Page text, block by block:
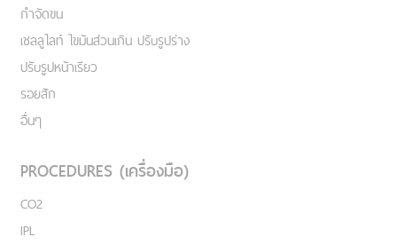
กำจัดขน
เชลลูไลท์ ไขมันส่วนเกิน ปรับรูปร่าง
ปรับรูปหน้าเรียว
รอยสัก
อื่นๆ
PROCEDURES (เครื่องมือ)
CO2
IPL